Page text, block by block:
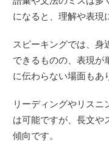
になると、理解や表現
スピーキングでは、身
できるものの、表現が
に伝わらない場面もあ
リーディングやリスニ
は可能ですが、長文や
傾向です。